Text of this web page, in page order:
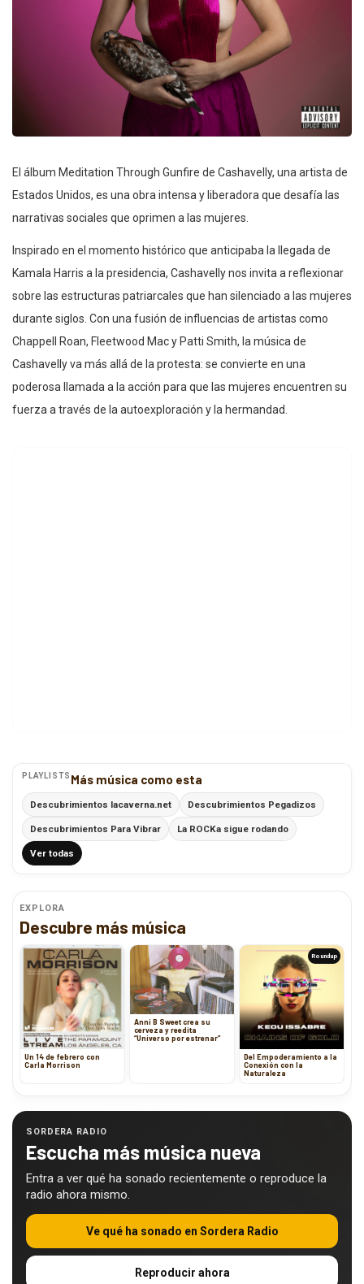
El álbum Meditation Through Gunfire de Cashavelly, una artista de
Estados Unidos, es una obra intensa y liberadora que desafía las
narrativas sociales que oprimen a las mujeres.
Inspirado en el momento histórico que anticipaba la llegada de
Kamala Harris a la presidencia, Cashavelly nos invita a reflexionar
sobre las estructuras patriarcales que han silenciado a las mujeres
durante siglos. Con una fusión de influencias de artistas como
Chappell Roan, Fleetwood Mac y Patti Smith, la música de
Cashavelly va más allá de la protesta: se convierte en una
poderosa llamada a la acción para que las mujeres encuentren su
fuerza a través de la autoexploración y la hermandad.
PLAYLISTS Más música como esta
Descubrimientos lacaverna.net Descubrimientos Pegadizos
Descubrimientos Para Vibrar La ROCKa sigue rodando
Ver todas
EXPLORA
Descubre más música
Un 14 de febrero con
Carla Morrison
Anni B Sweet crea su
cerveza y reedita
“Universo por estrenar”
Roundup
Del Empoderamiento a la
Conexión con la
Naturaleza
SORDERA RADIO
Escucha más música nueva
Entra a ver qué ha sonado recientemente o reproduce la
radio ahora mismo.
Ve qué ha sonado en Sordera Radio
Reproducir ahora